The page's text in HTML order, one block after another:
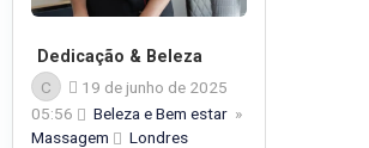
Dedicação & Beleza
C
19 de junho de 2025
05:56
Beleza e Bem estar »
Massagem
Londres